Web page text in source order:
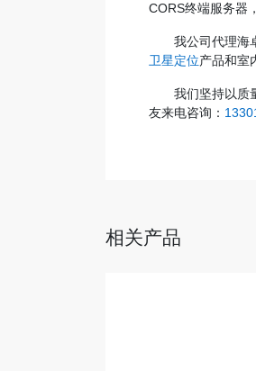
CORS终端服务器
我公司代理海
卫星定位产品和室
我们坚持以质
友来电咨询：
相关产品